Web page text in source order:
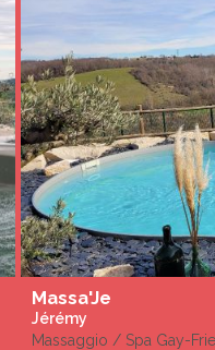
Massa'Je
Jérémy
Massaggio / Spa Gay-